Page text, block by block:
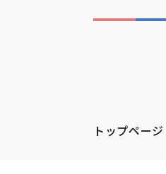
トップページ